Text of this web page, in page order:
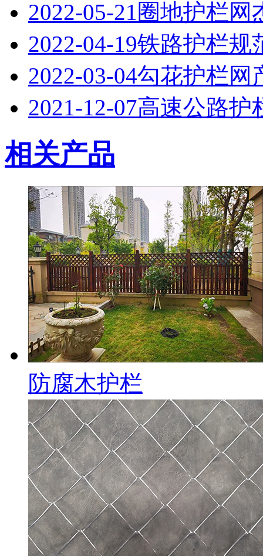
2022-05-21 圈地护栏网
2022-04-19铁路护栏规
2022-03-04勾花护栏网
2021-12-07高速公路护
相关产品
防腐木护栏